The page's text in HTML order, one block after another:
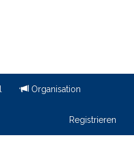
Organisation
Registrieren